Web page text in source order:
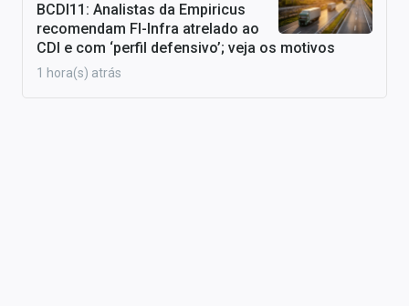
BCDI11: Analistas da Empiricus
recomendam FI-Infra atrelado ao
CDI e com ‘perfil defensivo’; veja os motivos
1 hora(s) atrás